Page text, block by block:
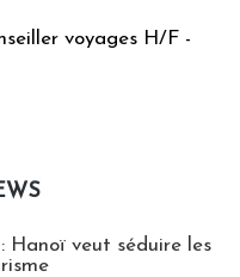
voyages H/F -
Hanoï veut séduire les